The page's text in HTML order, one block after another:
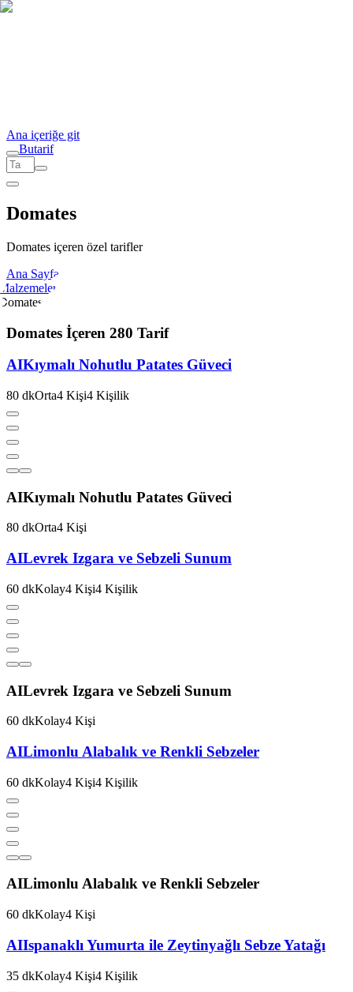
Ana içeriğe git
Butarif
Domates
Domates içeren özel tarifler
Ana Sayfa
Domates İçeren 280 Tarif
AIKıymalı Nohutlu Patates Güveci
80 dkOrta4 Kişi4 Kişilik
AIKıymalı Nohutlu Patates Güveci
80 dkOrta4 Kişi
AILevrek Izgara ve Sebzeli Sunum
60 dkKolay4 Kişi4 Kişilik
AILevrek Izgara ve Sebzeli Sunum
60 dkKolay4 Kişi
AILimonlu Alabalık ve Renkli Sebzeler
60 dkKolay4 Kişi4 Kişilik
AILimonlu Alabalık ve Renkli Sebzeler
60 dkKolay4 Kişi
AIIspanaklı Yumurta ile Zeytinyağlı Sebze Yatağı
35 dkKolay4 Kişi4 Kişilik